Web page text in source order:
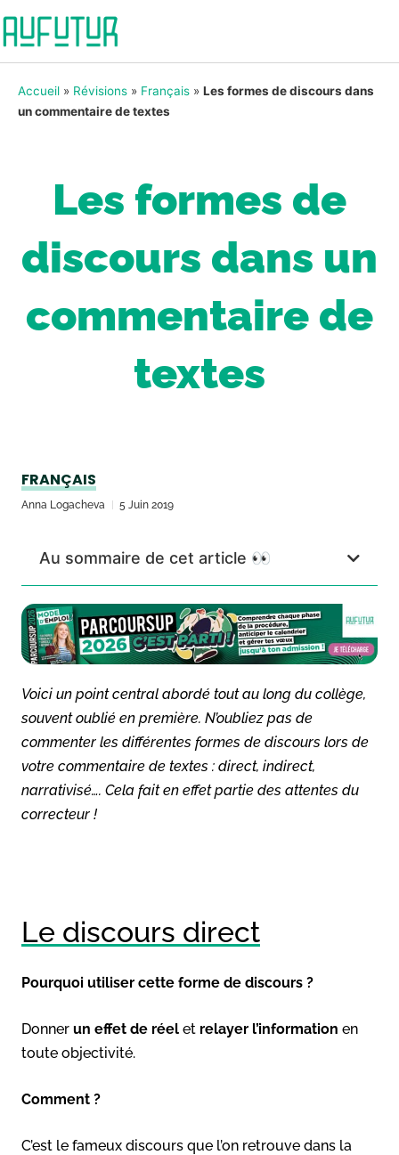
Accueil » Révisions » Français » Les formes de discours dans
un commentaire de textes
Les formes de
discours dans un
commentaire de
textes
FRANÇAIS
Anna Logacheva 5 Juin 2019
Au sommaire de cet article 👀
Voici un point central abordé tout au long du collège,
souvent oublié en première. N’oubliez pas de
commenter les différentes formes de discours lors de
votre commentaire de textes : direct, indirect,
narrativisé…. Cela fait en effet partie des attentes du
correcteur !
Le discours direct
Pourquoi utiliser cette forme de discours ?
Donner un effet de réel et relayer l’information en
toute objectivité.
Comment ?
C’est le fameux discours que l’on retrouve dans la